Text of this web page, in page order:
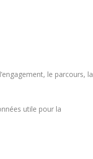
le parcours, la
utile pour la